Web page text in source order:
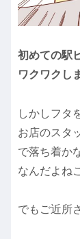
初めての駅
ワクワクし
しかしフタ
お店のスタ
で落ち着か
なんだよね
でもご近所